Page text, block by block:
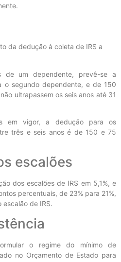
da dedução à coleta de IRS a
de um dependente, prevê-se a
o segundo dependente, e de 150
ultrapassem os seis anos até 31
em vigor, a dedução para os
três e seis anos é de 150 e 75
escalões
dos escalões de IRS em 5,1%, e
percentuais, de 23% para 21%,
de IRS.
o regime do mínimo de
no Orçamento de Estado para